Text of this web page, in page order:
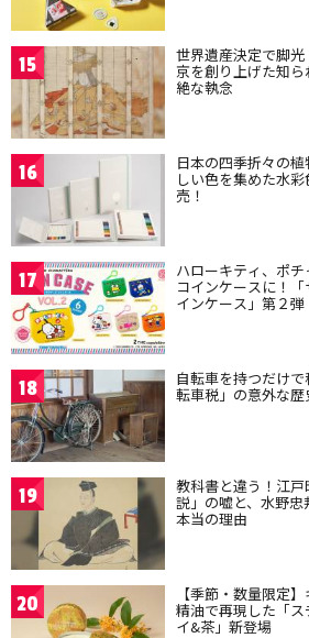
15 世界遺産決定で脚
京を創り上げた知
絶な執念
16 日本の四季折々の
しい色を集めた水
売！
17 ハローキティ、ポ
コインケースに！
インケース」第２弾
18 自転車を持つだけ
転車税」の意外な
19 教科書と違う！江
説」の嘘と、水野
本当の理由
20 【季節・数量限定
精油で再現した「
イ&茶」新登場